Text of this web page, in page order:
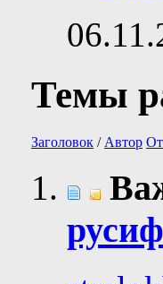
Темы
Заголовок / Автор